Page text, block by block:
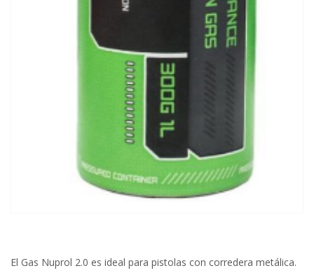
El Gas Nuprol 2.0 es ideal para pistolas con corredera metálica.